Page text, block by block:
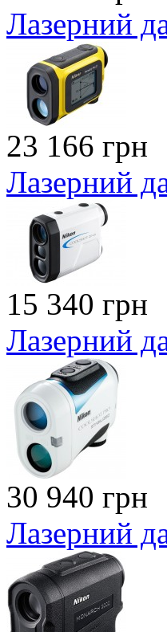
Лазерний
23 166 грн
Лазерний
15 340 грн
Лазерний
30 940 грн
Лазерний